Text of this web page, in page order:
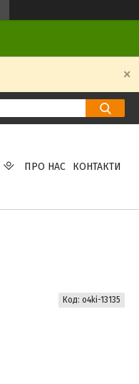
ПРО НАС КОНТАКТИ
Код: o4ki-13135